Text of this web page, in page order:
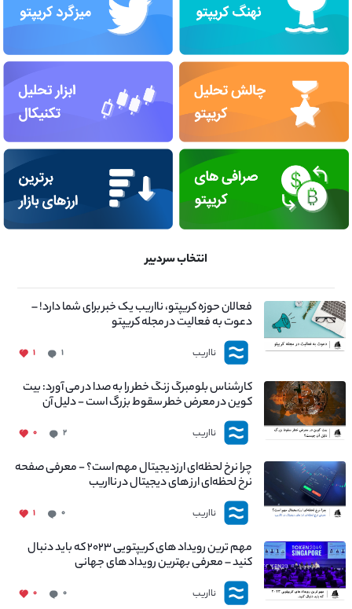
انتخاب سردبیر
فعالان حوزه کریپتو، نااریب یک خبر برای شما دارد! –
دعوت به فعالیت در مجله کریپتو
نااریب ۱ ۱
کارشناس بلومبرگ زنگ خطر را به صدا در می آورد: بیت
کوین در معرض خطر سقوط بزرگ است - دلیل آن
چیست؟
نااریب ۲ ۰
چرا نرخ لحظه‌ای ارزدیجیتال مهم است؟ - معرفی صفحه
نرخ لحظه‌ای ارز های دیجیتال در نااریب
نااریب ۰ ۱
مهم ترین رویداد های کریپتویی ۲۰۲۳ که باید دنبال
کنید – معرفی بهترین رویداد های جهانی
نااریب ۰ ۰